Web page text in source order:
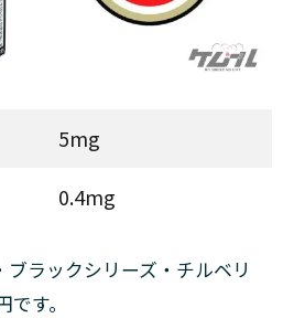
5mg
0.4mg
ラックシリーズ・チルベリ
す。